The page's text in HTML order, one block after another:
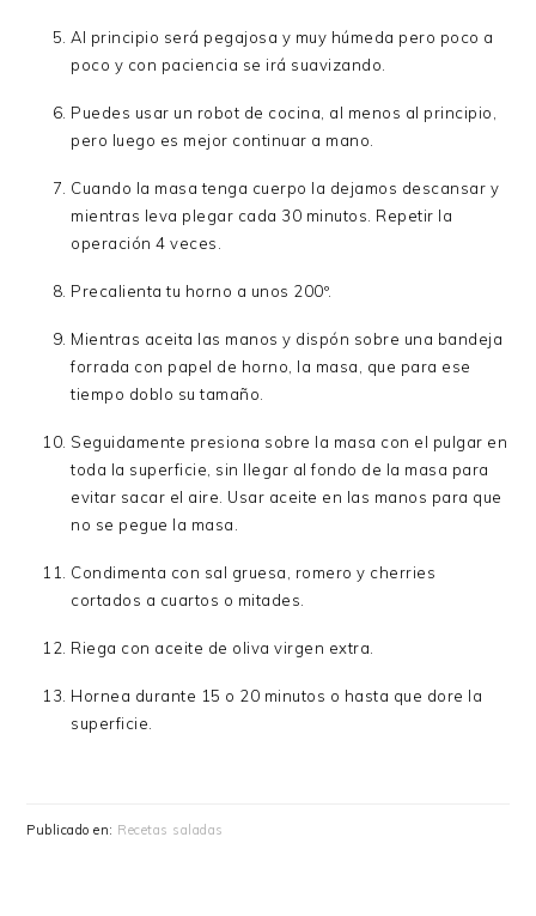
Al principio será pegajosa y muy húmeda pero poco a
poco y con paciencia se irá suavizando.
Puedes usar un robot de cocina, al menos al principio,
pero luego es mejor continuar a mano.
Cuando la masa tenga cuerpo la dejamos descansar y
mientras leva plegar cada 30 minutos. Repetir la
operación 4 veces.
Precalienta tu horno a unos 200º.
Mientras aceita las manos y dispón sobre una bandeja
forrada con papel de horno, la masa, que para ese
tiempo doblo su tamaño.
Seguidamente presiona sobre la masa con el pulgar en
toda la superficie, sin llegar al fondo de la masa para
evitar sacar el aire. Usar aceite en las manos para que
no se pegue la masa.
Condimenta con sal gruesa, romero y cherries
cortados a cuartos o mitades.
Riega con aceite de oliva virgen extra.
Hornea durante 15 o 20 minutos o hasta que dore la
superficie.
Publicado en: Recetas saladas